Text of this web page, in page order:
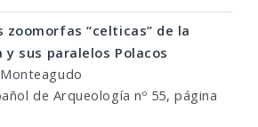
zoomorfas “celticas” de la
y sus paralelos Polacos
de Arqueología nº 55, página